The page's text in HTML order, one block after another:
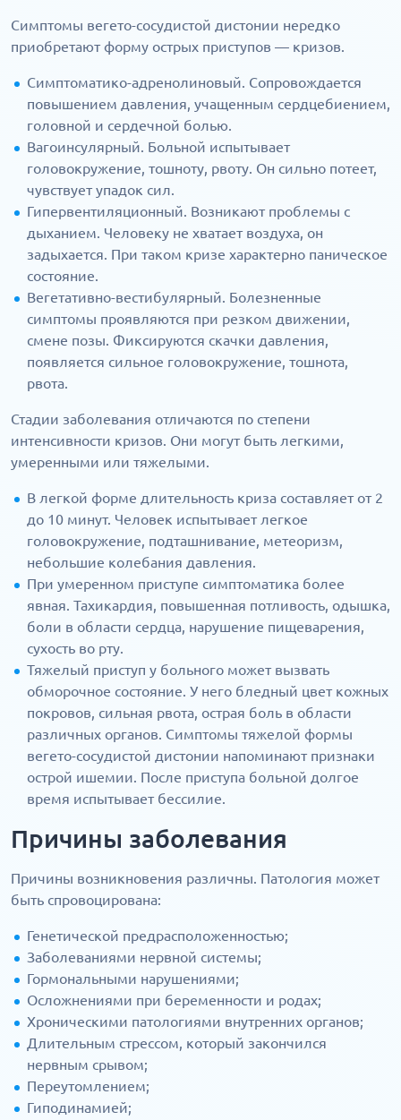
Симптомы вегето-сосудистой дистонии нередко
приобретают форму острых приступов — кризов.
Симптоматико-адренолиновый. Сопровождается
повышением давления, учащенным сердцебиением,
головной и сердечной болью.
Вагоинсулярный. Больной испытывает
головокружение, тошноту, рвоту. Он сильно потеет,
чувствует упадок сил.
Гипервентиляционный. Возникают проблемы с
дыханием. Человеку не хватает воздуха, он
задыхается. При таком кризе характерно паническое
состояние.
Вегетативно-вестибулярный. Болезненные
симптомы проявляются при резком движении,
смене позы. Фиксируются скачки давления,
появляется сильное головокружение, тошнота,
рвота.
Стадии заболевания отличаются по степени
интенсивности кризов. Они могут быть легкими,
умеренными или тяжелыми.
В легкой форме длительность криза составляет от 2
до 10 минут. Человек испытывает легкое
головокружение, подташнивание, метеоризм,
небольшие колебания давления.
При умеренном приступе симптоматика более
явная. Тахикардия, повышенная потливость, одышка,
боли в области сердца, нарушение пищеварения,
сухость во рту.
Тяжелый приступ у больного может вызвать
обморочное состояние. У него бледный цвет кожных
покровов, сильная рвота, острая боль в области
различных органов. Симптомы тяжелой формы
вегето-сосудистой дистонии напоминают признаки
острой ишемии. После приступа больной долгое
время испытывает бессилие.
Причины заболевания
Причины возникновения различны. Патология может
быть спровоцирована:
Генетической предрасположенностью;
Заболеваниями нервной системы;
Гормональными нарушениями;
Осложнениями при беременности и родах;
Хроническими патологиями внутренних органов;
Длительным стрессом, который закончился
нервным срывом;
Переутомлением;
Гиподинамией;